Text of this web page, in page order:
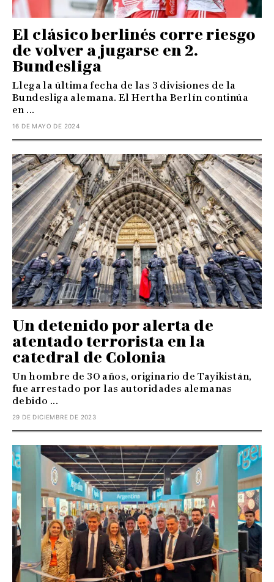
El clásico berlinés corre riesgo
de volver a jugarse en 2.
Bundesliga
Llega la última fecha de las 3 divisiones de la
Bundesliga alemana. El Hertha Berlín continúa
en ...
16 DE MAYO DE 2024
Un detenido por alerta de
atentado terrorista en la
catedral de Colonia
Un hombre de 30 años, originario de Tayikistán,
fue arrestado por las autoridades alemanas
debido ...
29 DE DICIEMBRE DE 2023